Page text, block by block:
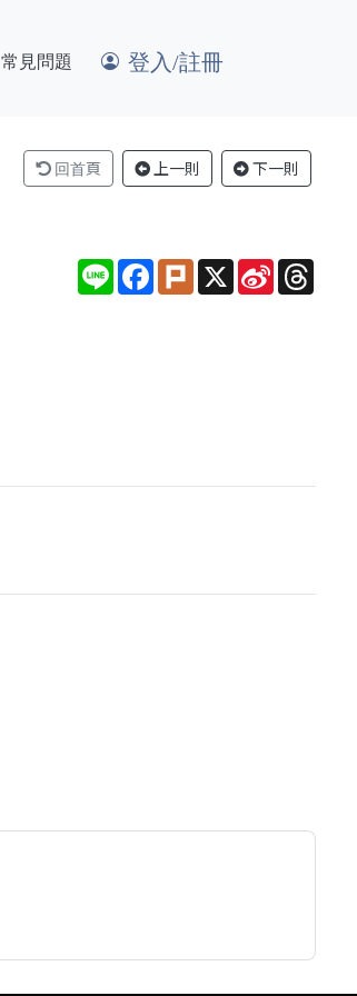
常見問題 登入/註冊
回首頁 上一則 下一則
Line Facebook
PlurkX Sina
Weibo